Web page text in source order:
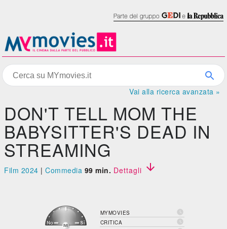
Vai alla ricerca avanzata »
DON'T TELL MOM THE
BABYSITTER'S DEAD IN
STREAMING
Film 2024 |Commedia 99 min. Dettagli 
MYMOVIES 
CRITICA 